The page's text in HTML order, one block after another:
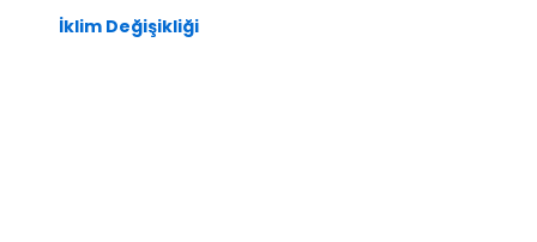
İklim Değişikliği